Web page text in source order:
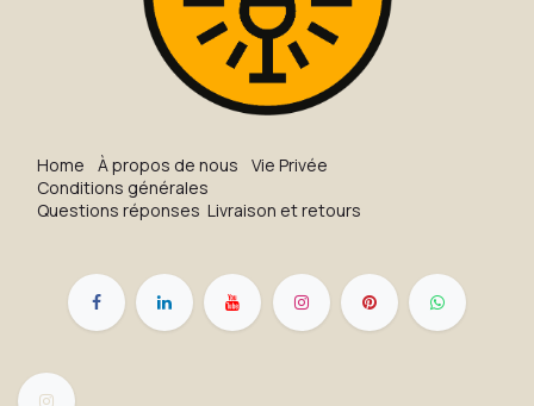
H​o​me À propos de nous
Vie Privée
Conditions générales
Questions réponses Livraison et retours